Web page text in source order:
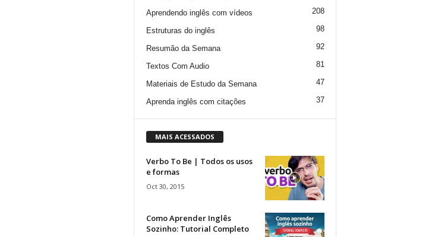
Aprendendo inglês com vídeos 208
Estruturas do inglês 98
Resumão da Semana 92
Textos Com Audio 81
Materiais de Estudo da Semana 47
Aprenda inglês com citações 37
MAIS ACESSADOS
Verbo To Be | Todos os usos
e formas
Oct 30, 2015
Como Aprender Inglês
Sozinho: Tutorial Completo